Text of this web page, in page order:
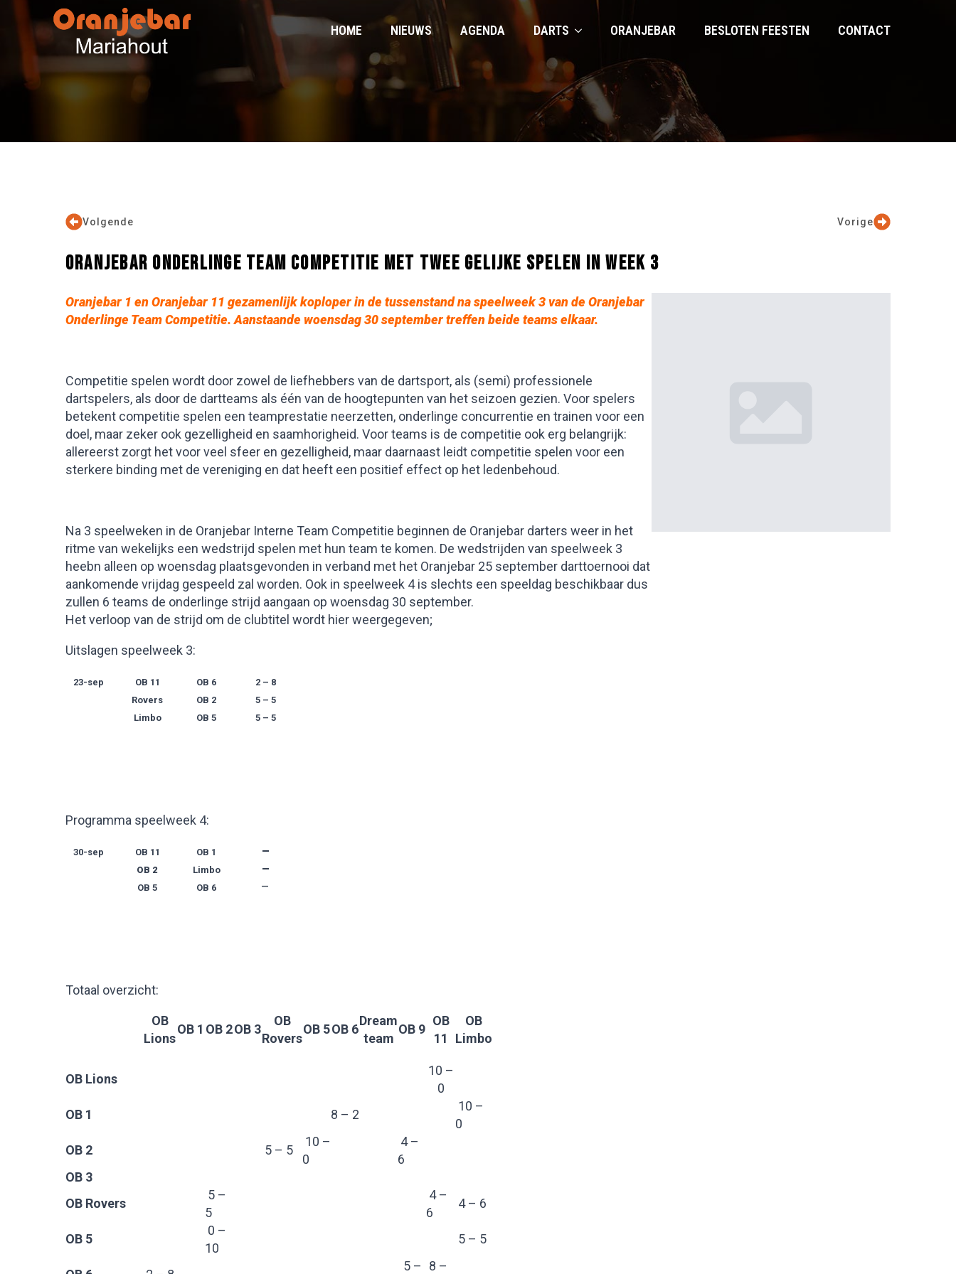
HOME NIEUWS AGENDA DARTS ORANJEBAR BESLOTEN FEESTEN CONTACT
Vorige
Volgende
ORANJEBAR ONDERLINGE TEAM COMPETITIE MET TWEE GELIJKE SPELEN IN WEEK 3
Oranjebar 1 en Oranjebar 11 gezamenlijk koploper in de tussenstand naspeelweek 3 van de Oranjebar
Onderlinge Team Competitie. Aanstaande woensdag 30 september treffen beide teams elkaar.
Competitie spelen wordt door zowel de liefhebbers van de dartsport, als (semi) professionele
dartspelers, als door de dartteams als één van de hoogtepunten van het seizoen gezien. Voor spelers
betekent competitie spelen een teamprestatie neerzetten, onderlinge concurrentie en trainen voor een
doel, maar zeker ook gezelligheid en saamhorigheid. Voor teams is de competitie ook erg belangrijk:
allereerst zorgt het voor veel sfeer en gezelligheid, maar daarnaast leidt competitie spelen voor een
sterkere binding met de vereniging en dat heeft een positief effect op het ledenbehoud.
Na 3 speelweken in de Oranjebar Interne Team Competitie beginnen de Oranjebar darters weer in het
ritme van wekelijks een wedstrijd spelen met hun team te komen. De wedstrijden van speelweek 3
heebn alleen op woensdag plaatsgevonden in verband met het Oranjebar 25 september darttoernooi dat
aankomende vrijdag gespeeld zal worden. Ook in speelweek 4 is slechts een speeldag beschikbaar dus
zullen 6 teams de onderlinge strijd aangaan op woensdag 30 september.
Het verloop van de strijd om de clubtitel wordt hier weergegeven;
Uitslagen speelweek 3:
23-sep OB 11 OB 6
2 – 8
Rovers
OB 2
5 – 5
Limbo
OB 5 5 – 5
Programma speelweek 4:
30-sep OB 11 OB 1 –
OB 2 Limbo –
OB 5 OB 6 –
Totaal overzicht:
OB
Lions
OB 1 OB 2OB 3
OB
Rovers
OB 5OB 6
Dream
team
OB 9
OB
11
OB
Limbo
OB Lions
10 –
0
OB 1
8 – 2
10 –
0
OB 2
5 – 5
10 –
0
4 –
6
OB 3
OB Rovers
5 –
5
4 –
6
4 – 6
OB 5
0 –
10
5 – 5
5 –
8 –